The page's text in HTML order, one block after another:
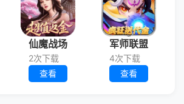
仙魔战场
2次下载
查看
军师联盟
4次下载
查看